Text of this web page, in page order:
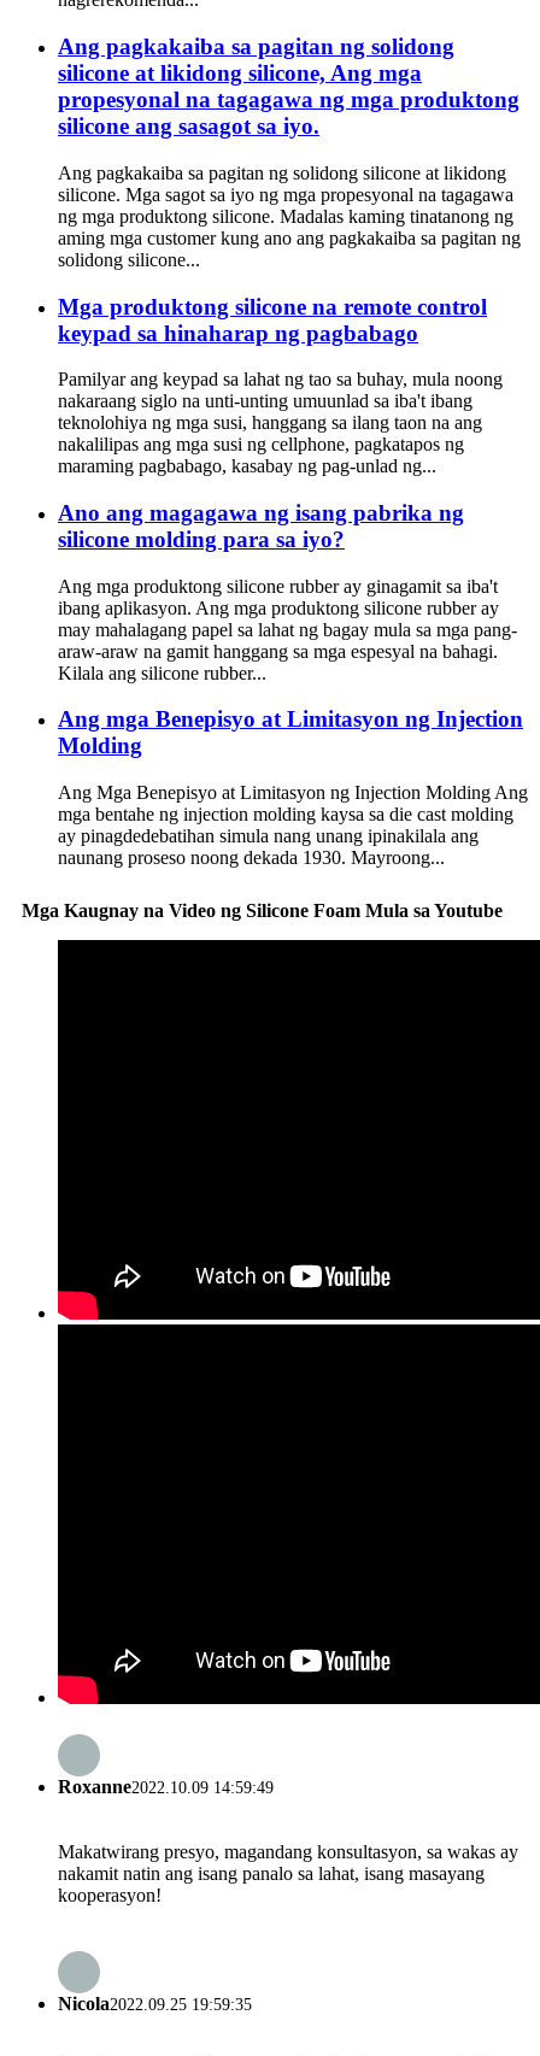
Ang pagkakaiba sa pagitan ng solidong
silicone at likidong silicone, Ang mga
propesyonal na tagagawa ng mga produktong
silicone ang sasagot sa iyo.
Ang pagkakaiba sa pagitan ng solidong silicone at likidong
silicone. Mga sagot sa iyo ng mga propesyonal na tagagawa
ng mga produktong silicone. Madalas kaming tinatanong ng
aming mga customer kung ano ang pagkakaiba sa pagitan ng
solidong silicone...
Mga produktong silicone na remote control
keypad sa hinaharap ng pagbabago
Pamilyar ang keypad sa lahat ng tao sa buhay, mula noong
nakaraang siglo na unti-unting umuunlad sa iba't ibang
teknolohiya ng mga susi, hanggang sa ilang taon na ang
nakalilipas ang mga susi ng cellphone, pagkatapos ng
maraming pagbabago, kasabay ng pag-unlad ng...
Ano ang magagawa ng isang pabrika ng
silicone molding para sa iyo?
Ang mga produktong silicone rubber ay ginagamit sa iba't
ibang aplikasyon. Ang mga produktong silicone rubber ay
may mahalagang papel sa lahat ng bagay mula sa mga pang-
araw-araw na gamit hanggang sa mga espesyal na bahagi.
Kilala ang silicone rubber...
Ang mga Benepisyo at Limitasyon ng Injection
Molding
Ang Mga Benepisyo at Limitasyon ng Injection Molding Ang
mga bentahe ng injection molding kaysa sa die cast molding
ay pinagdedebatihan simula nang unang ipinakilala ang
naunang proseso noong dekada 1930. Mayroong...
Mga Kaugnay na Video ng Silicone Foam Mula sa Youtube
Roxanne2022.10.09 14:59:49
Makatwirang presyo, magandang konsultasyon, sa wakas ay
nakamit natin ang isang panalo sa lahat, isang masayang
kooperasyon!
Nicola2022.09.25 19:59:35